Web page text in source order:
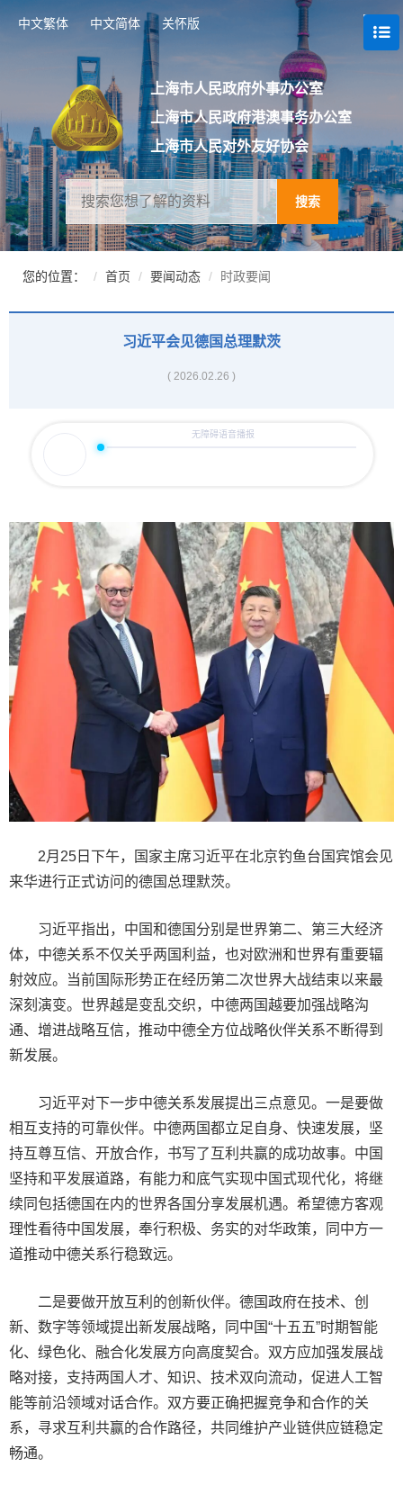
航
区
跳
转
到
主
要
内
域
中文繁体 中文简体 关怀版
上海市人民政府外事办公室
上海市人民政府港澳事务办公室
上海市人民对外友好协会
搜索
您的位置： 首页 要闻动态 时政要闻
习近平会见德国总理默茨
( 2026.02.26 )
2月25日下午，国家主席习近平在北京钓鱼台国宾馆会见
来华进行正式访问的德国总理默茨。
习近平指出，中国和德国分别是世界第二、第三大经济
体，中德关系不仅关乎两国利益，也对欧洲和世界有重要辐
射效应。当前国际形势正在经历第二次世界大战结束以来最
深刻演变。世界越是变乱交织，中德两国越要加强战略沟
通、增进战略互信，推动中德全方位战略伙伴关系不断得到
新发展。
习近平对下一步中德关系发展提出三点意见。一是要做
相互支持的可靠伙伴。中德两国都立足自身、快速发展，坚
持互尊互信、开放合作，书写了互利共赢的成功故事。中国
坚持和平发展道路，有能力和底气实现中国式现代化，将继
续同包括德国在内的世界各国分享发展机遇。希望德方客观
理性看待中国发展，奉行积极、务实的对华政策，同中方一
道推动中德关系行稳致远。
二是要做开放互利的创新伙伴。德国政府在技术、创
新、数字等领域提出新发展战略，同中国“十五五”时期智能
化、绿色化、融合化发展方向高度契合。双方应加强发展战
略对接，支持两国人才、知识、技术双向流动，促进人工智
能等前沿领域对话合作。双方要正确把握竞争和合作的关
系，寻求互利共赢的合作路径，共同维护产业链供应链稳定
畅通。